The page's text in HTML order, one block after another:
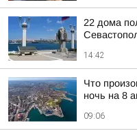
22 дома
14:42
Что
ночь на 8
09:06